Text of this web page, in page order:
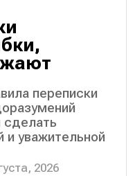
переписки
сделать
и уважительной
2026